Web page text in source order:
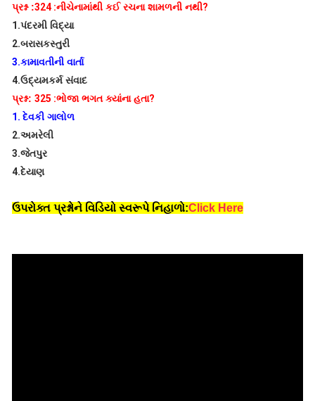
પ્રશ્ન :324 :નીચેનામાંથી કઈ રચના શામળની નથી?
1.પંદરમી વિદ્યા
2.બરાસકસ્તુરી
3.કામાવતીની વાર્તા
4.ઉદ્યમકર્મ સંવાદ
પ્રશ્ન: 325 :ભોજા ભગત ક્યાંના હતા?
1. દેવકી ગાલોળ
2.અમરેલી
3.જેતપુર
4.દેયાણ
ઉપરોક્ત પ્રશ્નોને વિડિયો સ્વરૂપે નિહાળો:Click Here